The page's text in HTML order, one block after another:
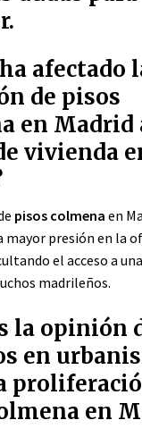
afectado
de pisos
en Madrid
vivienda
pisos colmena en
mayor presión en la
el acceso a
madrileños.
la opinión
en
en